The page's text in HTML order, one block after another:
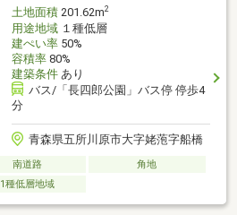
土地面積201.62m2
用途地域１種低層
建ぺい率50%
容積率80%
建築条件あり
バス/「長四郎公園」バス停 停歩4
分
青森県五所川原市大字姥萢字船橋
南道路
角地
1種低層地域